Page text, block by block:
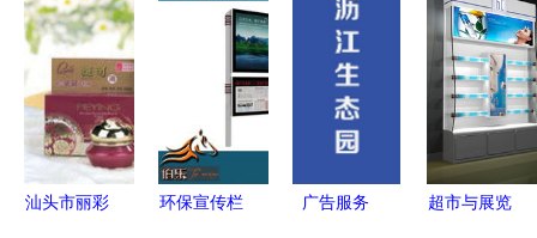
水质优越、
配套齐全，
邀您体验数
字化便利
一站式解决
方案的市场
广告设计中
的应用与价
值
全方位广告
服务助力品
牌引爆
汕头市丽彩
环保宣传栏
广告服务
超市与展览